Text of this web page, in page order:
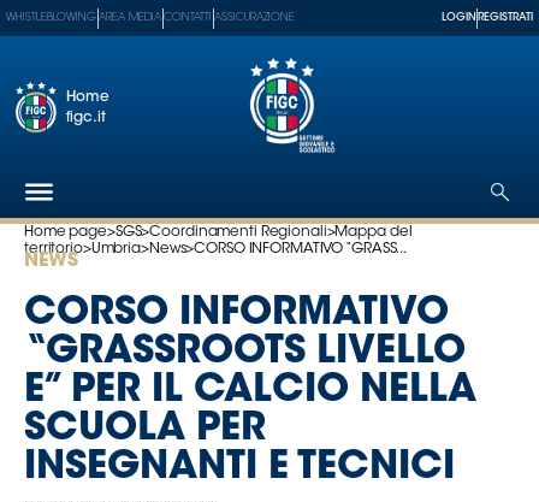
Federazione
Nazionali
Partner
Tecnici
SGS
Paralimpico
Serie
WHISTLEBLOWING AREA MEDIA CONTATTI ASSICURAZIONE LOGIN REGISTRATI
Home
figc.it
Home page>SGS>Coordinamenti Regionali>Mappa del
territorio>Umbria>News>CORSO INFORMATIVO “GRASS...
NEWS
CORSO INFORMATIVO
“GRASSROOTS LIVELLO
E” PER IL CALCIO NELLA
SCUOLA PER
INSEGNANTI E TECNICI